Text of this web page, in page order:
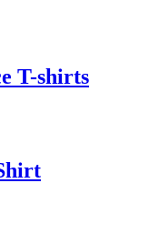
T-shirts